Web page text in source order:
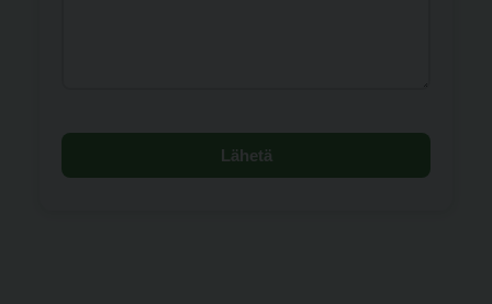
Lähetä